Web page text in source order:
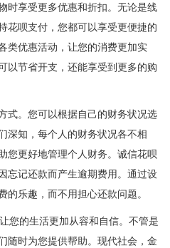
时享受更多优惠和折扣。无论是线
花呗支付，您都可以享受更便捷的
类优惠活动，让您的消费更加实
以节省开支，还能享受到更多的购
式。您可以根据自己的财务状况选
深知，每个人的财务状况各不相
您更好地管理个人财务。诚信花呗
忘记还款而产生逾期费用。通过设
乐趣，而不用担心还款问题。
您的生活更加从容和自信。不管是
随时为您提供帮助。现代社会，金